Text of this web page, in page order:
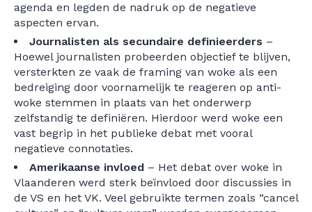
agenda en legden de nadruk op de negatieve
aspecten ervan.
Journalisten als secundaire definieerders –
Hoewel journalisten probeerden objectief te blijven,
versterkten ze vaak de framing van woke als een
bedreiging door voornamelijk te reageren op anti-
woke stemmen in plaats van het onderwerp
zelfstandig te definiëren. Hierdoor werd woke een
vast begrip in het publieke debat met vooral
negatieve connotaties.
Amerikaanse invloed – Het debat over woke in
Vlaanderen werd sterk beïnvloed door discussies in
de VS en het VK. Veel gebruikte termen zoals “cancel